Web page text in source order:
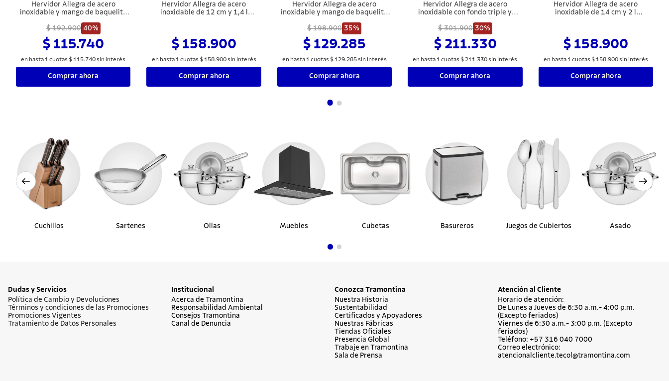
Hervidor Allegra de acero
inoxidable y mango de baquelita
$ 192.900 40%
$ 115.740
en hasta 1 cuotas $ 115.740sin interés
Comprar ahora
Hervidor Allegra de acero
inoxidable de 12 cm y 1,4 l
$ 158.900
en hasta 1 cuotas $ 158.900sin interés
Comprar ahora
Hervidor Allegra de acero
inoxidable y mango de baquelita
$ 198.900 35%
$ 129.285
en hasta 1 cuotas $ 129.285sin interés
Comprar ahora
Hervidor Allegra de acero
inoxidable con fondo triple y
Tramontina
$ 301.900 30%
$ 211.330
en hasta 1 cuotas $ 211 .330sin interés
Comprar ahora
Hervidor Allegra de acero
inoxidable de 14 cm y 2 l
$ 158.900
en hasta 1 cuotas $ 158.900sin interés
Comprar ahora
Cuchillos Sartenes Ollas Muebles Cubetas Basureros Juegos de Cubiertos Asado
Dudas y Servicios
Política de Cambio y Devoluciones
Términos y condiciones de las Promociones
Promociones Vigentes
Tratamiento de Datos Personales
Institucional
Acerca de Tramontina
Responsabilidad Ambiental
Consejos Tramontina
Canal de Denuncia
Conozca Tramontina
Nuestra Historia
Sustentabilidad
Certificados y Apoyadores
Nuestras Fábricas
Tiendas Oficiales
Presencia Global
Trabaje en Tramontina
Sala de Prensa
Atención al Cliente
Horario de atención:
De Lunes a Jueves de 6:30 a.m.- 4:00 p.m.
(Excepto feriados)
Viernes de 6:30 a.m.- 3:00 p.m. (Excepto
feriados)
Teléfono: +57 316 040 7000
Correo electrónico:
atencionalcliente.tecol@tramontina.com